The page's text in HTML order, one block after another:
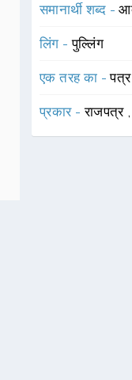
समानार्थी शब्द -
लिंग -पुल्लिंग
एक तरह का -पत्र
प्रकार -राजपत्र